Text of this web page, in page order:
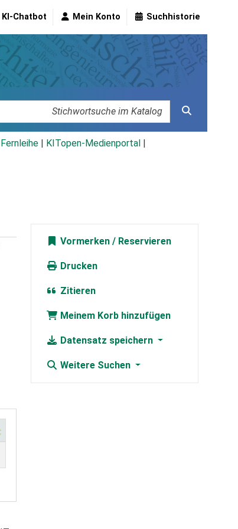
KI-Chatbot Mein Konto Suchhistorie
Fernleihe KITopen-Medienportal
Vormerken
Drucken
Zitieren
Meinem Korb hinzufügen
Datensatz speichern
Weitere Suchen